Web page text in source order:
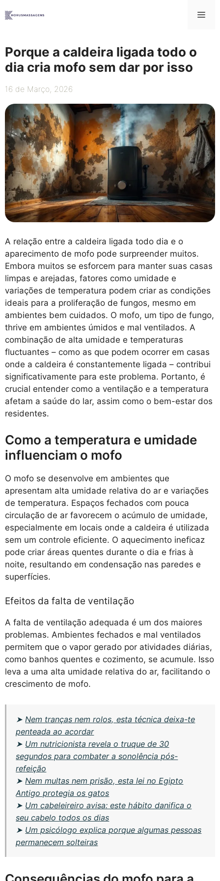
para
Porque a caldeira ligada todo o
dia cria mofo sem dar por isso
16 de Março, 2026
A relação entre a caldeira ligada todo dia e o
aparecimento de mofo pode surpreender muitos.
Embora muitos se esforcem para manter suas casas
limpas e arejadas, fatores como umidade e
variações de temperatura podem criar as condições
ideais para a proliferação de fungos, mesmo em
ambientes bem cuidados. O mofo, um tipo de fungo,
thrive em ambientes úmidos e mal ventilados. A
combinação de alta umidade e temperaturas
fluctuantes – como as que podem ocorrer em casas
onde a caldeira é constantemente ligada – contribui
significativamente para este problema. Portanto, é
crucial entender como a ventilação e a temperatura
afetam a saúde do lar, assim como o bem-estar dos
residentes.
Como a temperatura e umidade
influenciam o mofo
O mofo se desenvolve em ambientes que
apresentam alta umidade relativa do ar e variações
de temperatura. Espaços fechados com pouca
circulação de ar favorecem o acúmulo de umidade,
especialmente em locais onde a caldeira é utilizada
sem um controle eficiente. O aquecimento ineficaz
pode criar áreas quentes durante o dia e frias à
noite, resultando em condensação nas paredes e
superfícies.
Efeitos da falta de ventilação
A falta de ventilação adequada é um dos maiores
problemas. Ambientes fechados e mal ventilados
permitem que o vapor gerado por atividades diárias,
como banhos quentes e cozimento, se acumule. Isso
leva a uma alta umidade relativa do ar, facilitando o
crescimento de mofo.
➤ Nem tranças nem rolos, esta técnica deixa-te
penteada ao acordar
➤ Um nutricionista revela o truque de 30
segundos para combater a sonolência pós-
refeição
➤ Nem multas nem prisão, esta lei no Egipto
Antigo protegia os gatos
➤ Um cabeleireiro avisa: este hábito danifica o
seu cabelo todos os dias
➤ Um psicólogo explica porque algumas pessoas
permanecem solteiras